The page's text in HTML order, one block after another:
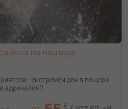
на пещера
- екстремен ден в пещера
адреналин?
€